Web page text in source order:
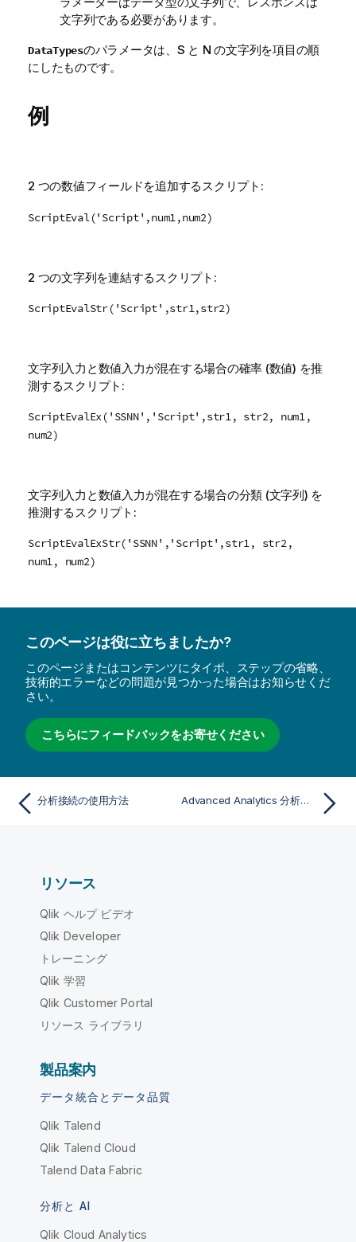
文字列である必要があります。
DataTypesのパラメータは、S と N の文字列を項目の順
にしたものです。
例
2 つの数値フィールドを追加するスクリプト:
ScriptEval('Script',num1,num2)
2 つの文字列を連結するスクリプト:
ScriptEvalStr('Script',str1,str2)
文字列入力と数値入力が混在する場合の確率 (数値) を推
測するスクリプト:
ScriptEvalEx('SSNN','Script',str1, str2, num1,
num2)
文字列入力と数値入力が混在する場合の分類 (文字列) を
推測するスクリプト:
ScriptEvalExStr('SSNN','Script',str1, str2,
num1, num2)
このページは役に立ちましたか?
このページまたはコンテンツにタイポ、ステップの省略、
技術的エラーなどの問題が見つかった場合はお知らせくだ
さい。
こちらにフィードバックをお寄せください
分析接続の使用方法 Advanced Analytics 分析ソース
リソース
Qlik ヘルプ ビデオ
Qlik Developer
トレーニング
Qlik 学習
Qlik Customer Portal
リソース ライブラリ
製品案内
データ統合とデータ品質
Qlik Talend
Qlik Talend Cloud
Talend Data Fabric
分析と AI
Qlik Cloud Analytics